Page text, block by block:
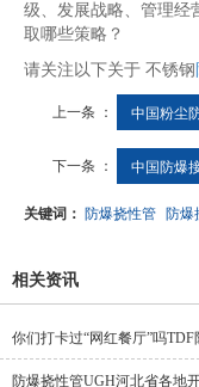
级、发展战略、管理经
取哪些策略？
请关注以下关于 不锈钢
上一条 ： 中国粉尘
下一条 ： 中国防爆
关键词： 防爆挠性管 防爆
相关资讯
你们打卡过“网红餐厅”吗
防爆挠性管UGH河北省各地